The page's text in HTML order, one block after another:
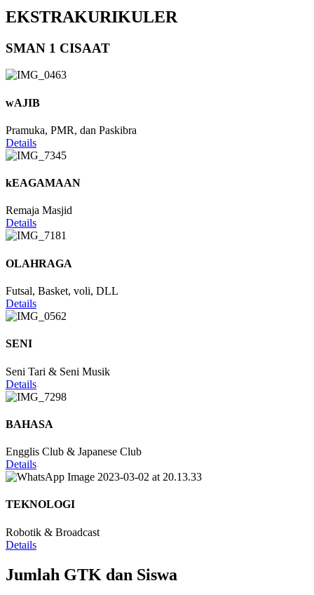
EKSTRAKURIKULER
SMAN 1 CISAAT
wAJIB
Pramuka, PMR, dan Paskibra
Details
kEAGAMAAN
Remaja Masjid
Details
OLAHRAGA
Futsal, Basket, voli, DLL
Details
SENI
Seni Tari & Seni Musik
Details
BAHASA
Engglis Club & Japanese Club
Details
TEKNOLOGI
Robotik & Broadcast
Details
Jumlah GTK dan Siswa